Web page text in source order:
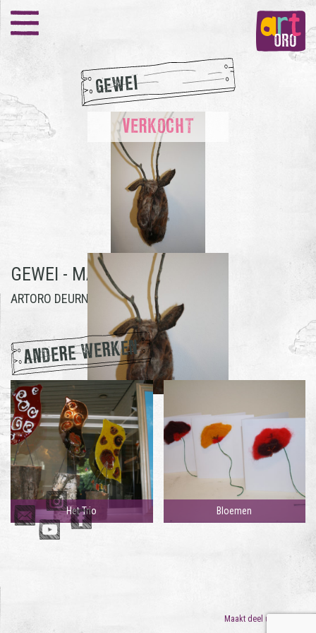
GEWEI
VERKOCHT
GEWEI - MARSCHA ROVERS
ARTORO DEURNE
ANDERE WERKEN
Het Trio Bloemen
Maakt deel uit van